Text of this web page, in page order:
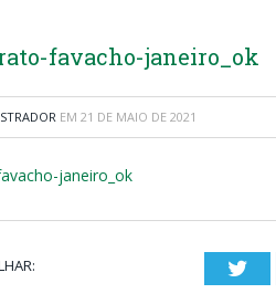
favacho-janeiro_ok
EM 21 DE MAIO DE 2021
janeiro_ok